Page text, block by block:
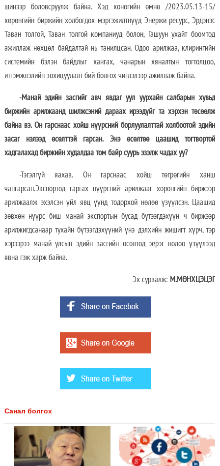
шинээр боловсруулж байна. Хэд хоногийн өмнө /2023.05.13-15/
хөрөнгийн биржийн холбогдох мэргэжилтнүүд Энержи ресурс, Эрдэнэс
Таван толгой, Таван толгой компаниуд болон, Гашуун ухайт боомтод
ажиллаж нөхцөл байдалтай нь танилцсан. Одоо арилжаа, клирингийн
системийн бэлэн байдлыг хангах, чанарын хяналтын тогтолцоо,
итгэмжлэлийн зохицуулалт бий болгох чиглэлээр ажиллаж байна.
-Манай эдийн засгийг авч явдаг уул уурхайн салбарын хувьд
биржийн арилжаанд шилжсэний дараах ирээдүйг та хэрхэн төсөөлж
байна вэ. Он гарснаас хойш нүүрсний борлуулалттай холбоотой эдийн
засаг нэлээд өсөлттэй гарсан. Энэ өсөлтөө цаашид тогтвортой
хадгалахад биржийн худалдаа том байр суурь эзэлж чадах уу?
-Тэгэлгүй яахав. Он гарснаас хойш төгрөгийн ханш
чангарсан.Экспортод гаргах нүүрсний арилжааг хөрөнгийн биржээр
арилжаалж эхэлсэн үйл явц үүнд тодорхой нөлөө үзүүлсэн. Цаашид
зөвхөн нүүрс биш манай экспортын бусад бүтээгдэхүүн ч биржээр
арилжигдсанаар тухайн бүтээгдэхүүний үнэ дэлхийн жишигт хүрч, тэр
хэрээрээ манай улсын эдийн засгийн өсөлтөд эерэг нөлөө үзүүлээд
явна гэж харж байна.
Эх сурвалж: М.МӨНХЦЭЦЭГ
Санал болгох